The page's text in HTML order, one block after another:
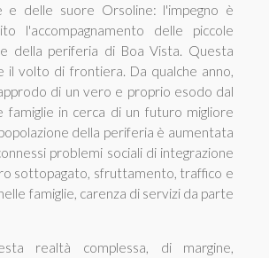
e delle suore Orsoline: l'impegno è
l'accompagnamento delle piccole
della periferia di Boa Vista. Questa
il volto di frontiera. Da qualche anno,
di un vero e proprio esodo dal
famiglie in cerca di un futuro migliore
della periferia è aumentata
problemi sociali di integrazione
sottopagato, sfruttamento, traffico e
famiglie, carenza di servizi da parte
realtà complessa, di margine,